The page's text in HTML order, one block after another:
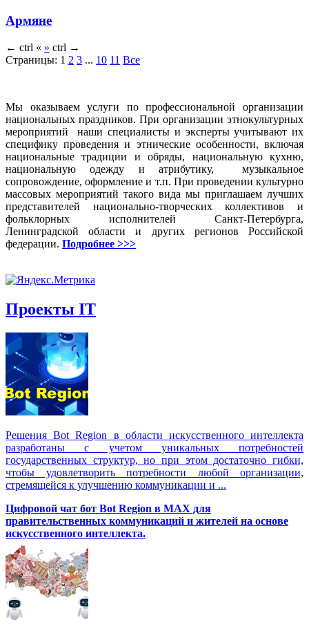
Армяне
← ctrl « » ctrl →
Страницы: 1 2 3 ... 10 11 Все
Мы оказываем услуги по профессиональной организации
национальных праздников. При организации этнокультурных
мероприятий наши специалисты и эксперты учитывают их
специфику проведения и этнические особенности, включая
национальные традиции и обряды, национальную кухню,
национальную одежду и атрибутику, музыкальное
сопровождение, оформление и т.п. При проведении культурно
массовых мероприятий такого вида мы приглашаем лучших
представителей национально-творческих коллективов и
фольклорных исполнителей Санкт-Петербурга,
Ленинградской области и других регионов Российской
федерации. Подробнее >>>
Проекты IT
Решения Вot Region в области искусственного интеллекта
разработаны с учетом уникальных потребностей
государственных структур, но при этом достаточно гибки,
чтобы удовлетворить потребности любой организации,
стремящейся к улучшению коммуникации и ...
Цифровой чат бот Вot Region в MAX для
правительственных коммуникаций и жителей на основе
искусственного интеллекта.